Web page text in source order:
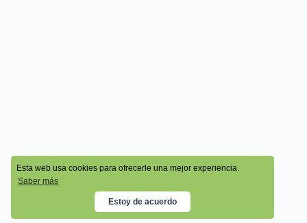
Esta web usa cookies para ofrecerle una mejor experiencia.
Saber más
Estoy de acuerdo
© 2026 - Cala Academy